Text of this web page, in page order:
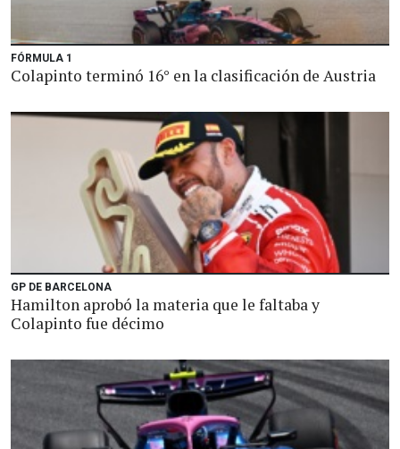
FÓRMULA 1
Colapinto terminó 16° en la clasificación de Austria
GP DE BARCELONA
Hamilton aprobó la materia que le faltaba y
Colapinto fue décimo